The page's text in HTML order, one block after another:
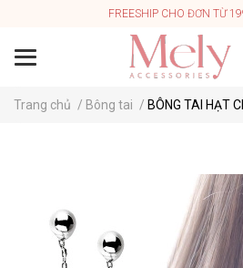
FREESHIP CHO ĐƠN TỪ
Trang chủ / Bông tai / BÔNG TAI HẠT